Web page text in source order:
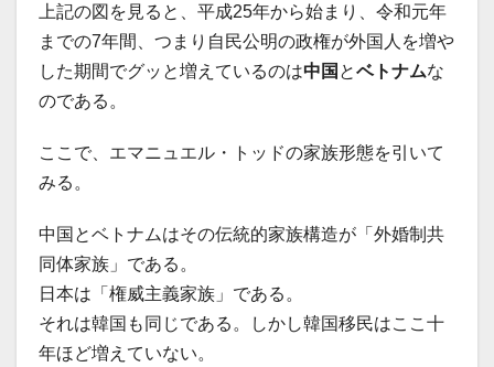
上記の図を見ると、平成25年から始まり、令和元年
までの7年間、つまり自民公明の政権が外国人を増や
した期間でグッと増えているのは中国 とベトナムな
のである。
ここで、エマニュエル・トッドの家族形態を引いて
みる。
中国とベトナムはその伝統的家族構造が「外婚制共
同体家族」である。
日本は「権威主義家族」である。
それは韓国も同じである。しかし韓国移民はここ十
年ほど増えていない。